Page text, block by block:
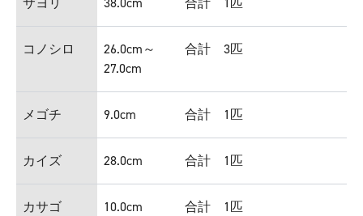
コノシロ
26.0cm～
27.0cm
合計 3匹
メゴチ 9.0cm 合計 1匹
カイズ 28.0cm 合計 1匹
カサゴ 10.0cm 合計 1匹